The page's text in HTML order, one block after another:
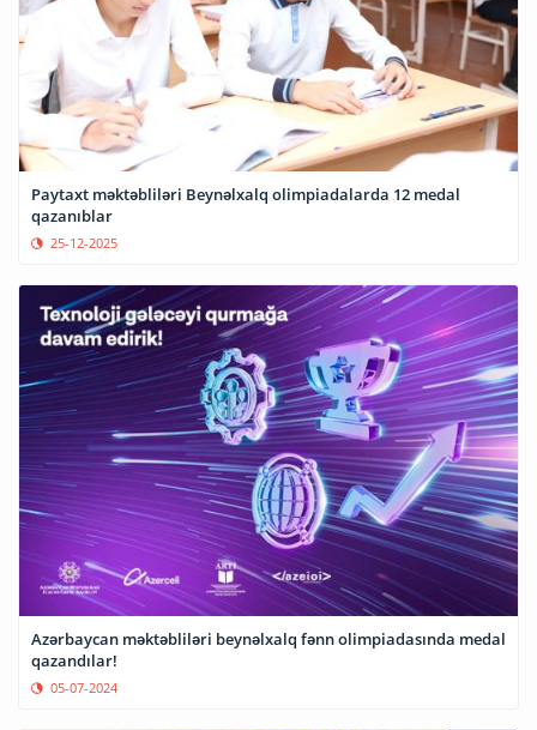
Paytaxt məktəbliləri Beynəlxalq olimpiadalarda 12 medal
qazanıblar
25-12-2025
Azərbaycan məktəbliləri beynəlxalq fənn olimpiadasında medal
qazandılar!
05-07-2024